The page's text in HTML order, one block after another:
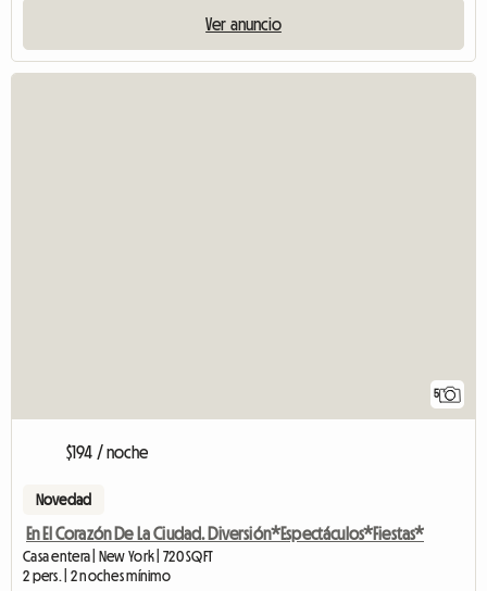
Ver anuncio
5
$194 / noche
Novedad
En El Corazón De La Ciudad. Diversión*Espectáculos*Fiestas*
Casa entera | New York | 720 SQFT
2 pers. | 2 noches mínimo